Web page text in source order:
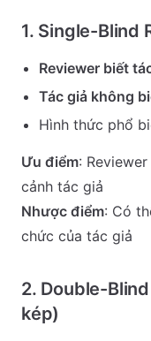
1. Single-Blind
Reviewer biết
Tác giả không
Hình thức phổ
Ưu điểm:
cảnh tác giả
Nhược điểm: Có
chức của tác giả
2. Double-
kép)